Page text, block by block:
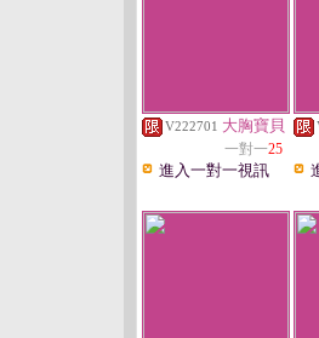
V222701 大胸寶貝
一對一25
進入一對一視訊